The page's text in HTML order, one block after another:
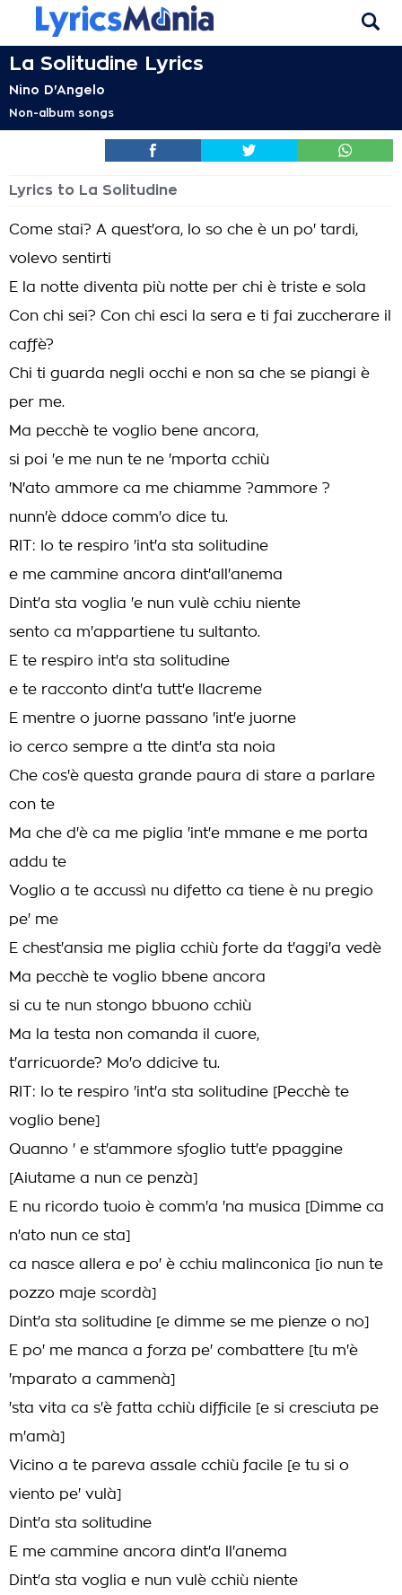
La Solitudine Lyrics
Nino D'Angelo
Non-album songs
Lyrics to La Solitudine
Come stai? A quest'ora, lo so che è un po' tardi,
volevo sentirti
E la notte diventa più notte per chi è triste e sola
Con chi sei? Con chi esci la sera e ti fai zuccherare il
caffè?
Chi ti guarda negli occhi e non sa che se piangi è
per me.
Ma pecchè te voglio bene ancora,
si poi 'e me nun te ne 'mporta cchiù
'N'ato ammore ca me chiamme ?ammore ?
nunn'è ddoce comm'o dice tu.
RIT: Io te respiro 'int'a sta solitudine
e me cammine ancora dint'all'anema
Dint'a sta voglia 'e nun vulè cchiu niente
sento ca m'appartiene tu sultanto.
E te respiro int'a sta solitudine
e te racconto dint'a tutt'e llacreme
E mentre o juorne passano 'int'e juorne
io cerco sempre a tte dint'a sta noia
Che cos'è questa grande paura di stare a parlare
con te
Ma che d'è ca me piglia 'int'e mmane e me porta
addu te
Voglio a te accussì nu difetto ca tiene è nu pregio
pe' me
E chest'ansia me piglia cchiù forte da t'aggi'a vedè
Ma pecchè te voglio bbene ancora
si cu te nun stongo bbuono cchiù
Ma la testa non comanda il cuore,
t'arricuorde? Mo'o ddicive tu.
RIT: Io te respiro 'int'a sta solitudine [Pecchè te
voglio bene]
Quanno ' e st'ammore sfoglio tutt'e ppaggine
[Aiutame a nun ce penzà]
E nu ricordo tuoio è comm'a 'na musica [Dimme ca
n'ato nun ce sta]
ca nasce allera e po' è cchiu malinconica [io nun te
pozzo maje scordà]
Dint'a sta solitudine [e dimme se me pienze o no]
E po' me manca a forza pe' combattere [tu m'è
'mparato a cammenà]
'sta vita ca s'è fatta cchiù difficile [e si cresciuta pe
m'amà]
Vicino a te pareva assale cchiù facile [e tu si o
viento pe' vulà]
Dint'a sta solitudine
E me cammine ancora dint'a ll'anema
Dint'a sta voglia e nun vulè cchiù niente